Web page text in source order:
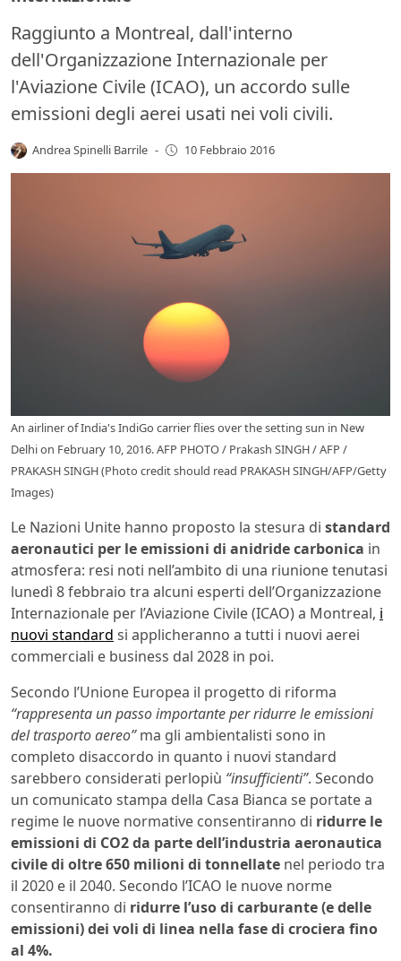
Raggiunto a Montreal, dall'interno
dell'Organizzazione Internazionale per
l'Aviazione Civile (ICAO), un accordo sulle
emissioni degli aerei usati nei voli civili.
Andrea Spinelli Barrile - 10 Febbraio 2016
An airliner of India's IndiGo carrier flies over the setting sun in New
Delhi on February 10, 2016. AFP PHOTO / Prakash SINGH / AFP /
PRAKASH SINGH (Photo credit should read PRAKASH SINGH/AFP/Getty
Images)
Le Nazioni Unite hanno proposto la stesura di standard
aeronautici per le emissioni di anidride carbonica in
atmosfera: resi noti nell’ambito di una riunione tenutasi
lunedì 8 febbraio tra alcuni esperti dell’Organizzazione
Internazionale per l’Aviazione Civile (ICAO) a Montreal, i
nuovi standard si applicheranno a tutti i nuovi aerei
commerciali e business dal 2028 in poi.
Secondo l’Unione Europea il progetto di riforma
“rappresenta un passo importante per ridurre le emissioni
del trasporto aereo”ma gli ambientalisti sono in
completo disaccordo in quanto i nuovi standard
sarebbero considerati perlopiù “insufficienti”. Secondo
un comunicato stampa della Casa Bianca se portate a
regime le nuove normative consentiranno di ridurre le
emissioni di CO2 da parte dell’industria aeronautica
civile di oltre 650 milioni di tonnellate nel periodo tra
il 2020 e il 2040. Secondo l’ICAO le nuove norme
consentiranno di ridurre l’uso di carburante (e delle
emissioni) dei voli di linea nella fase di crociera fino
al 4%.